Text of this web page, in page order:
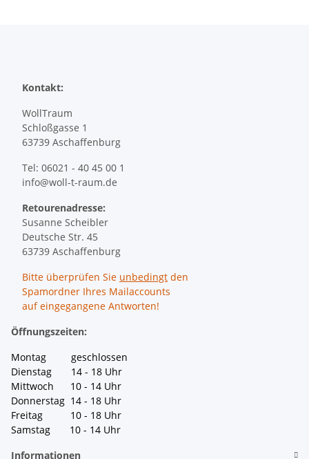
Kontakt:
WollTraum
Schloßgasse 1
63739 Aschaffenburg
Tel: 06021 - 40 45 00 1
info@woll-t-raum.de
Retourenadresse:
Susanne Scheibler
Deutsche Str. 45
63739 Aschaffenburg
Bitte überprüfen Sie unbedingt den
Spamordner Ihres Mailaccounts
auf eingegangene Antworten!
Öffnungszeiten:
Montag geschlossen
Dienstag 14 - 18 Uhr
Mittwoch 10 - 14 Uhr
Donnerstag 14 - 18 Uhr
Freitag 10 - 18 Uhr
Samstag 10 - 14 Uhr
Informationen